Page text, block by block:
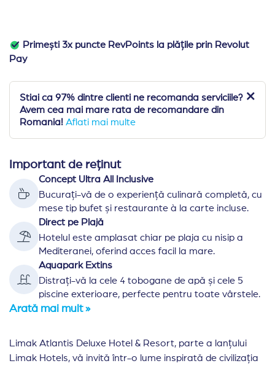
Primești 3x puncte RevPoints la plățile prin Revolut
Pay
Stiai ca 97% dintre clienti ne recomanda serviciile?
Avem cea mai mare rata de recomandare din
Romania! Aflati mai multe
Limak Atlantis Deluxe Hotel & Resort, parte a lanțului
Limak Hotels, vă invită într-o lume inspirată de civilizația
Important de reținut
Concept Ultra All Inclusive
Bucurați-vă de o experiență culinară completă, cu
mese tip bufet și restaurante à la carte incluse.
Direct pe Plajă
Hotelul este amplasat chiar pe plaja cu nisip a
Mediteranei, oferind acces facil la mare.
Aquapark Extins
Distrați-vă la cele 4 tobogane de apă și cele 5
piscine exterioare, perfecte pentru toate vârstele.
Arată mai mult »